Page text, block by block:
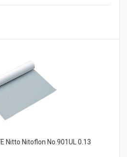
Nitto Nitoflon No.901UL 0.13